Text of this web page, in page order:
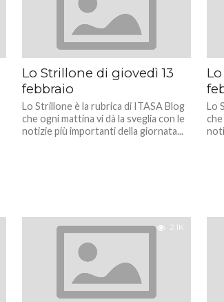
Lo Strillone di giovedì 13
febbraio
Lo Strillone è la rubrica di ITASA Blog
che ogni mattina vi dà la sveglia con le
notizie più importanti della giornata...
Lo
2.1K